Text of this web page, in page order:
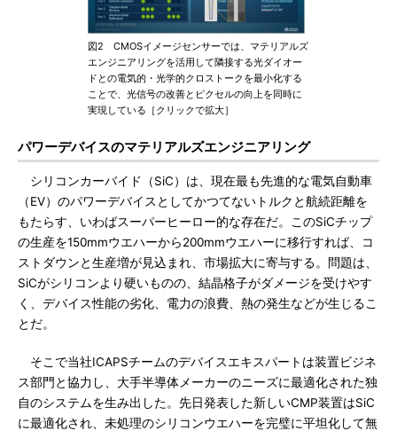
図2 CMOSイメージセンサーでは、マテリアルズ
エンジニアリングを活用して隣接する光ダイオー
ドとの電気的・光学的クロストークを最小化する
ことで、光信号の改善とピクセルの向上を同時に
実現している［クリックで拡大］
パワーデバイスのマテリアルズエンジニアリング
シリコンカーバイド（SiC）は、現在最も先進的な電気自動車
（EV）のパワーデバイスとしてかつてないトルクと航続距離を
もたらす、いわばスーパーヒーロー的な存在だ。このSiCチップ
の生産を150mmウエハーから200mmウエハーに移行すれば、コ
ストダウンと生産増が見込まれ、市場拡大に寄与する。問題は、
SiCがシリコンより硬いものの、結晶格子がダメージを受けやす
く、デバイス性能の劣化、電力の浪費、熱の発生などが生じるこ
とだ。
そこで当社ICAPSチームのデバイスエキスパートは装置ビジネ
ス部門と協力し、大手半導体メーカーのニーズに最適化された独
自のシステムを生み出した。先日発表した新しいCMP装置はSiC
に最適化され、未処理のシリコンウエハーを完璧に平坦化して無